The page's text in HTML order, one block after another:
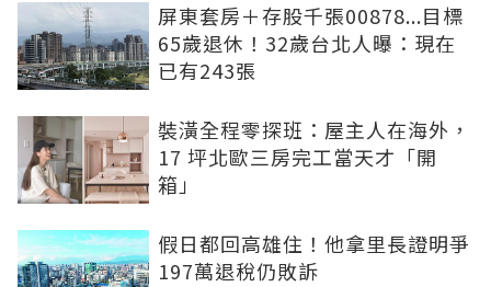
屏東套房＋存股千張00878...目標
65歲退休！32歲台北人曝：現在
已有243張
裝潢全程零探班：屋主人在海外，
17 坪北歐三房完工當天才「開
箱」
假日都回高雄住！他拿里長證明爭
197萬退稅仍敗訴